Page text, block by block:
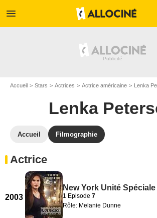
menu
Accueil Stars Actrices Actrice américaine Lenka
Lenka
Accueil Filmographie
Actrice
2003
New York Unité
1 Episode 7
Rôle: Melanie Dunne